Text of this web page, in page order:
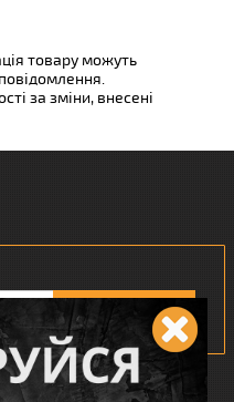
товару можуть
за зміни, внесені